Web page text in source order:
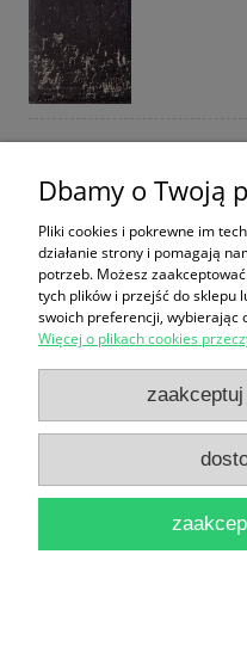
Rozdzielanie i
Krakowski
Cud czyli Krakowiaki i
Dbamy o Twoją
Pliki cookies i pokrewne im
działanie strony i pomagają
potrzeb. Możesz
tych plików i przejść do sklepu
swoich preferencji, wybierając
Więcej o plikach cookies